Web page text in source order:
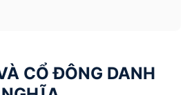
CỔ ĐÔNG DANH